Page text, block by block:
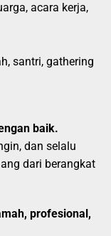
acara kerja,
santri, gathering
baik.
dan selalu
dari berangkat
profesional,